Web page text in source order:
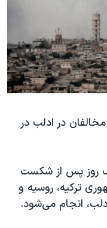
در ادلب در
۱۷ شهریور، یک روز پس از شکست
ترکیه، روسیه و
انجام می‌شود.